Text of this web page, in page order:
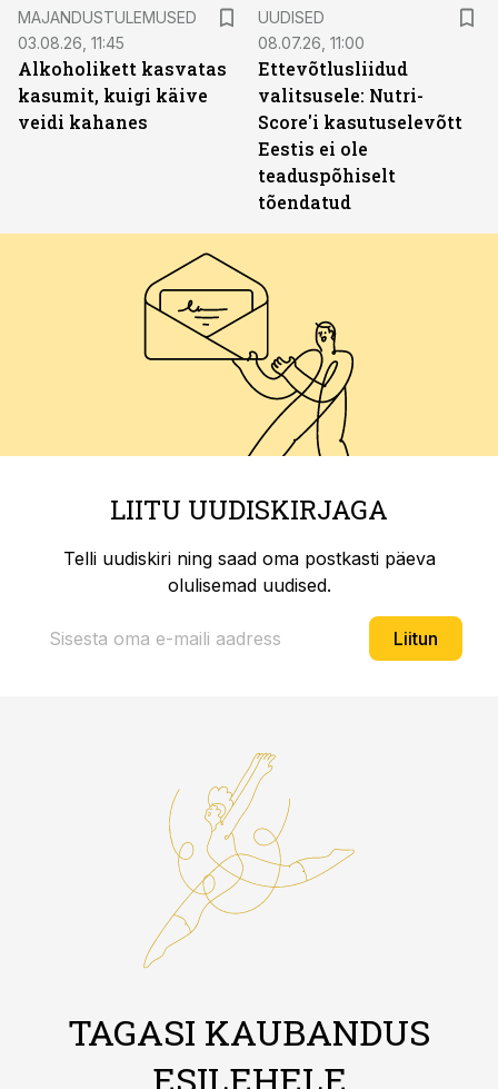
MAJANDUSTULEMUSED
03.08.26, 11:45
Alkoholikett kasvatas
kasumit, kuigi käive
veidi kahanes
UUDISED
08.07.26, 11:00
Ettevõtlusliidud
valitsusele: Nutri-
Score'i kasutuselevõtt
Eestis ei ole
teaduspõhiselt
tõendatud
LIITU UUDISKIRJAGA
Telli uudiskiri ning saad oma postkasti päeva
olulisemad uudised.
Liitun
TAGASI KAUBANDUS